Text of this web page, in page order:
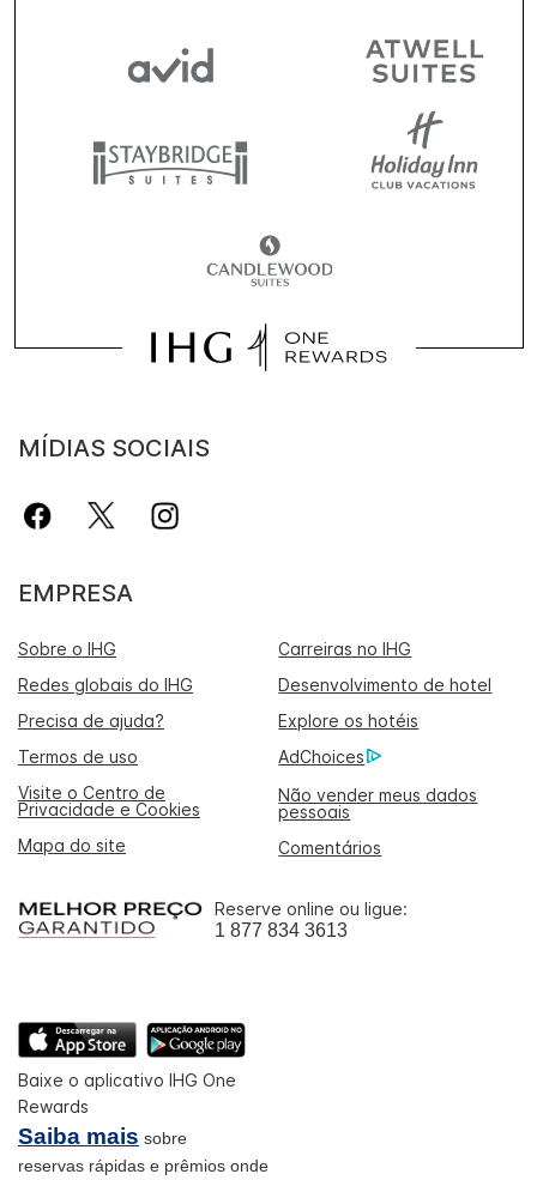
MÍDIAS SOCIAIS
EMPRESA
Sobre o IHG
Carreiras no IHG
Redes globais do IHG
Desenvolvimento de hotel
Precisa de ajuda?
Explore os hotéis
Termos de uso
AdChoices
Visite o Centro de
Privacidade e Cookies
Não vender meus dados
pessoais
Mapa do site
Comentários
Reserve online ou ligue:
1 877 834 3613
Baixe o aplicativo IHG One
Rewards
Saiba mais sobre
reservas rápidas e prêmios onde